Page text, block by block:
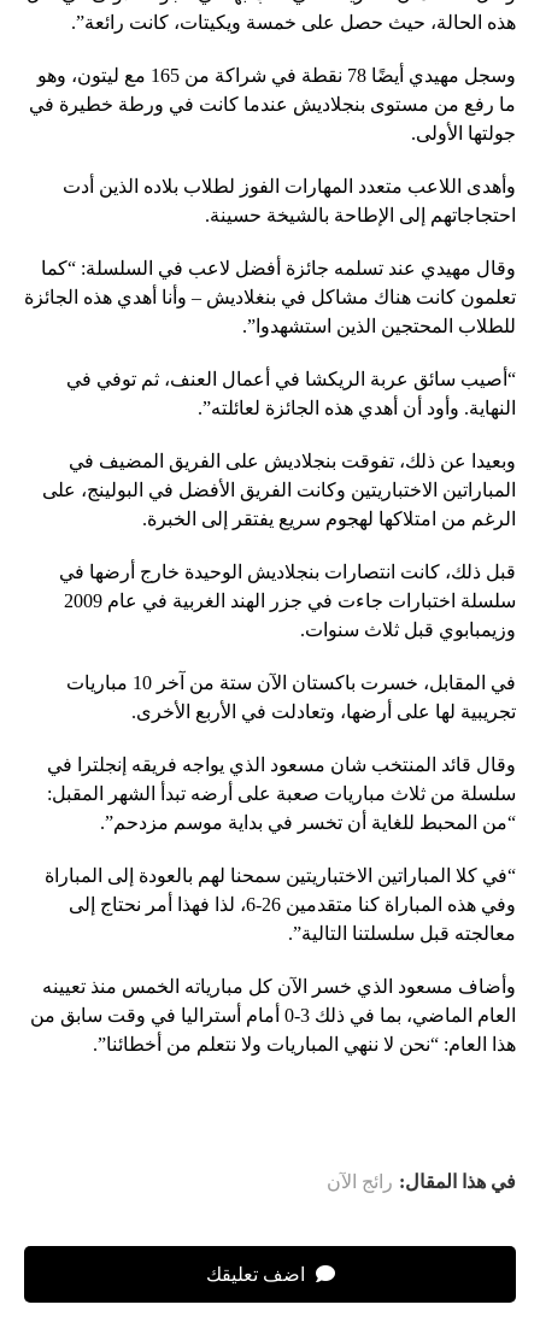
هذه الحالة، حيث حصل على خمسة ويكيتات، كانت رائعة”.
وسجل مهيدي أيضًا 78 نقطة في شراكة من 165 مع ليتون، وهو
ما رفع من مستوى بنجلاديش عندما كانت في ورطة خطيرة في
جولتها الأولى.
وأهدى اللاعب متعدد المهارات الفوز لطلاب بلاده الذين أدت
احتجاجاتهم إلى الإطاحة بالشيخة حسينة.
وقال مهيدي عند تسلمه جائزة أفضل لاعب في السلسلة: “كما
تعلمون كانت هناك مشاكل في بنغلاديش – وأنا أهدي هذه الجائزة
للطلاب المحتجين الذين استشهدوا”.
“أصيب سائق عربة الريكشا في أعمال العنف، ثم توفي في
النهاية. وأود أن أهدي هذه الجائزة لعائلته”.
وبعيدا عن ذلك، تفوقت بنجلاديش على الفريق المضيف في
المباراتين الاختباريتين وكانت الفريق الأفضل في البولينج، على
الرغم من امتلاكها لهجوم سريع يفتقر إلى الخبرة.
قبل ذلك، كانت انتصارات بنجلاديش الوحيدة خارج أرضها في
سلسلة اختبارات جاءت في جزر الهند الغربية في عام 2009
وزيمبابوي قبل ثلاث سنوات.
في المقابل، خسرت باكستان الآن ستة من آخر 10 مباريات
تجريبية لها على أرضها، وتعادلت في الأربع الأخرى.
وقال قائد المنتخب شان مسعود الذي يواجه فريقه إنجلترا في
سلسلة من ثلاث مباريات صعبة على أرضه تبدأ الشهر المقبل:
“من المحبط للغاية أن تخسر في بداية موسم مزدحم”.
“في كلا المباراتين الاختباريتين سمحنا لهم بالعودة إلى المباراة
وفي هذه المباراة كنا متقدمين 26-6، لذا فهذا أمر نحتاج إلى
معالجته قبل سلسلتنا التالية”.
وأضاف مسعود الذي خسر الآن كل مبارياته الخمس منذ تعيينه
العام الماضي، بما في ذلك 3-0 أمام أستراليا في وقت سابق من
هذا العام: “نحن لا ننهي المباريات ولا نتعلم من أخطائنا”.
في هذا المقال: رائج الآن
اضف تعليقك